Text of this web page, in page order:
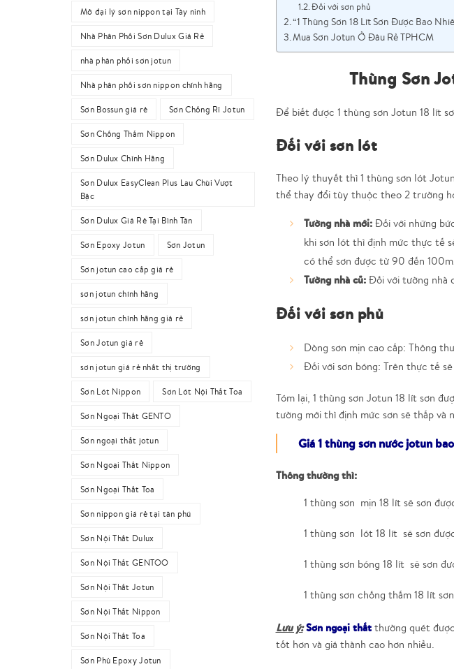
Đối với sơn phủ
“1 Thùng Sơn 18 Lít Sơn Được Bao
Mua Sơn Jotun Ở Đâu Rẻ TPHCM
Thùng Sơn
Để biết được 1 thùng sơn Jotun 18 lít
Đối với sơn lót
Theo lý thuyết thì 1 thùng sơn lót
thể thay đổi tùy thuộc theo 2 trường
Tường nhà mới:Đối với những
khi sơn lót thì định mức thực tế
có thể sơn được từ 90 đến
Tường nhà cũ:Đối với tường nhà
Đối với sơn phủ
Dòng sơn mịn cao cấp: Thông
Đối với sơn bóng: Trên thực tế
Tóm lại, 1 thùng sơn Jotun 18 lít sơn
tường mới thì định mức sơn sẽ thấp và
Giá 1 thùng sơn nước jotun
Thông thường thì:
1 thùng sơn mịn 18 lít sẽ sơn
1 thùng sơn lót 18 lít sẽ sơn
1 thùng sơn bóng 18 lít sẽ sơn
1 thùng sơn chống thấm 18 lít
Lưu ý: Sơn ngoại thấtthường quét
tốt hơn và giá thành cao hơn nhiều.
Mở đại lý sơn nippon tại Tây ninh
Nhà Phân Phối Sơn Dulux Giá Rẻ
nhà phân phối sơn jotun
Nhà phân phối sơn nippon chính hãng
Sơn Bossun giá rẻ Sơn Chống Rỉ Jotun
Sơn Chống Thấm Nippon
Sơn Dulux Chính Hãng
Sơn Dulux EasyClean Plus Lau Chùi Vượt
Bậc
Sơn Dulux Giá Rẻ Tại Bình Tân
Sơn Epoxy Jotun Sơn Jotun
Sơn jotun cao cấp giá rẻ
sơn jotun chính hãng
sơn jotun chính hãng giá rẻ
Sơn Jotun giá rẻ
sơn jotun giá rẻ nhất thị trường
Sơn Lót Nippon Sơn Lót Nội Thất Toa
Sơn Ngoại Thất GENTO
Sơn ngoại thất jotun
Sơn Ngoại Thất Nippon
Sơn Ngoại Thất Toa
Sơn nippon giá rẻ tại tân phú
Sơn Nội Thất Dulux
Sơn Nội Thất GENTOO
Sơn Nội Thất Jotun
Sơn Nội Thất Nippon
Sơn Nội Thất Toa
Sơn Phủ Epoxy Jotun